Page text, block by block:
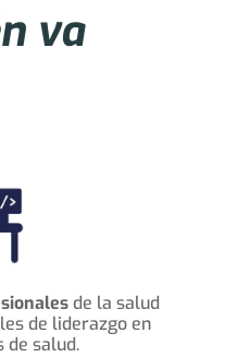
va
de la salud
de liderazgo en
de salud.